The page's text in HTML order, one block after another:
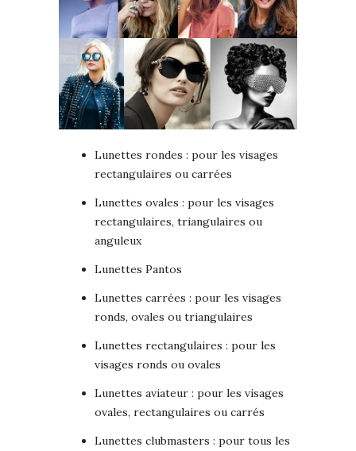
Lunettes rondes : pour les visages
rectangulaires ou carrées
Lunettes ovales : pour les visages
rectangulaires, triangulaires ou
anguleux
Lunettes Pantos
Lunettes carrées : pour les visages
ronds, ovales ou triangulaires
Lunettes rectangulaires : pour les
visages ronds ou ovales
Lunettes aviateur : pour les visages
ovales, rectangulaires ou carrés
Lunettes clubmasters : pour tous les